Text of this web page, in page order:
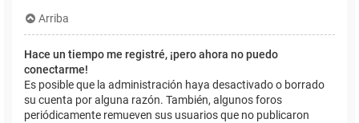
Arriba
Hace un tiempo me registré, ¡pero ahora no puedo
conectarme!
Es posible que la administración haya desactivado o borrado
su cuenta por alguna razón. También, algunos foros
periódicamente remueven sus usuarios que no publicaron